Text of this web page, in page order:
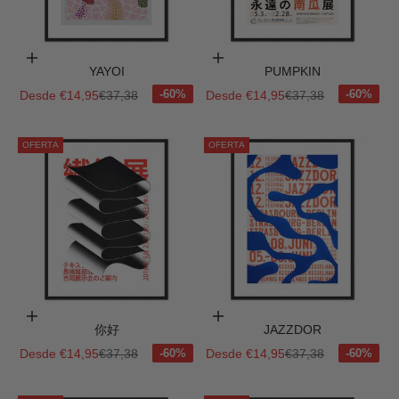
Elige opciones
YAYOI
Precio de oferta
Desde €14,95Precio normal
€37,38
Elige opciones
PUMPKIN
Precio de oferta
Desde €14,95Precio normal
€37,38
OFERTA
Elige opciones
你好
Precio de oferta
Desde €14,95Precio normal
€37,38
OFERTA
Elige opciones
JAZZDOR
Precio de oferta
Desde €14,95Precio normal
€37,38